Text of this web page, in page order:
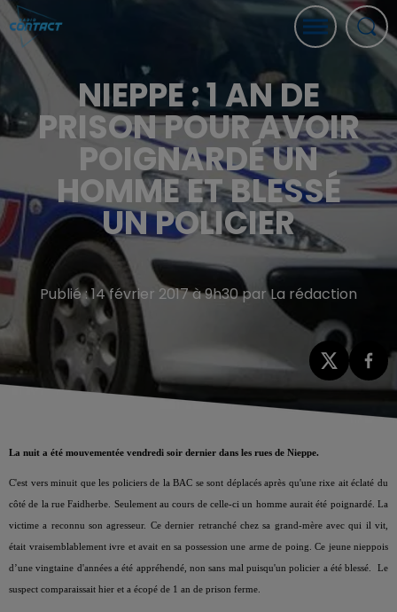
NIEPPE : 1 AN DE
PRISON POUR AVOIR
POIGNARDÉ UN
HOMME ET BLESSÉ
UN POLICIER
Publié : 14 février 2017 à 9h30 par La rédaction
La nuit a été mouvementée vendredi soir dernier dans les rues de Nieppe.
C'est vers minuit que les policiers de la BAC se sont déplacés après qu'une rixe ait éclaté du
côté de la rue Faidherbe. Seulement au cours de celle-ci un homme aurait été poignardé. La
victime a reconnu son agresseur. Ce dernier retranché chez sa grand-mère avec qui il vit,
était vraisemblablement ivre et avait en sa possession une arme de poing. Ce jeune nieppois
d’une vingtaine d'années a été appréhendé, non sans mal puisqu'un policier a été blessé. Le
suspect comparaissait hier et a écopé de 1 an de prison ferme.